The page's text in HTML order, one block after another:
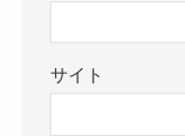
サイト